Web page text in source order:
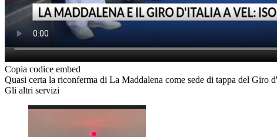
Copia codice embed
Quasi certa la riconferma di La Maddalena come sede di tappa del
Gli altri servizi